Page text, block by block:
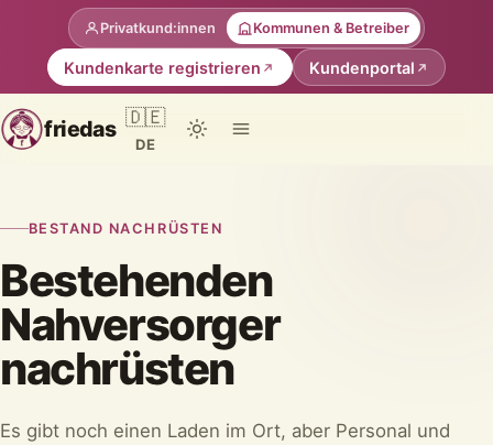
Privatkund:innen Kommunen & Betreiber
Kundenkarte registrieren Kundenportal
friedas 🇩🇪
DE
BESTAND NACHRÜSTEN
Bestehenden
Nahversorger
nachrüsten
Es gibt noch einen Laden im Ort, aber Personal und